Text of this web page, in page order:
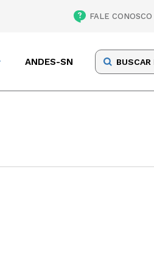
FALE CONOSCO
ANDES-SN